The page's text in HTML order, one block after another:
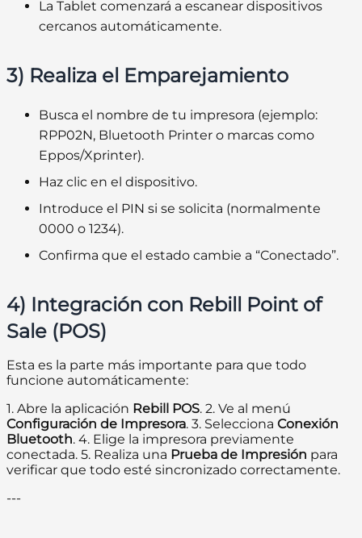
La Tablet comenzará a escanear dispositivos
cercanos automáticamente.
3) Realiza el Emparejamiento
Busca el nombre de tu impresora (ejemplo:
RPP02N, Bluetooth Printer o marcas como
Eppos/Xprinter).
Haz clic en el dispositivo.
Introduce el PIN si se solicita (normalmente
0000 o 1234).
Confirma que el estado cambie a “Conectado”.
4) Integración con Rebill Point of
Sale (POS)
Esta es la parte más importante para que todo
funcione automáticamente:
1. Abre la aplicación Rebill POS. 2. Ve al menú
Configuración de Impresora. 3. Selecciona Conexión
Bluetooth. 4. Elige la impresora previamente
conectada. 5. Realiza una Prueba de Impresión para
verificar que todo esté sincronizado correctamente.
---